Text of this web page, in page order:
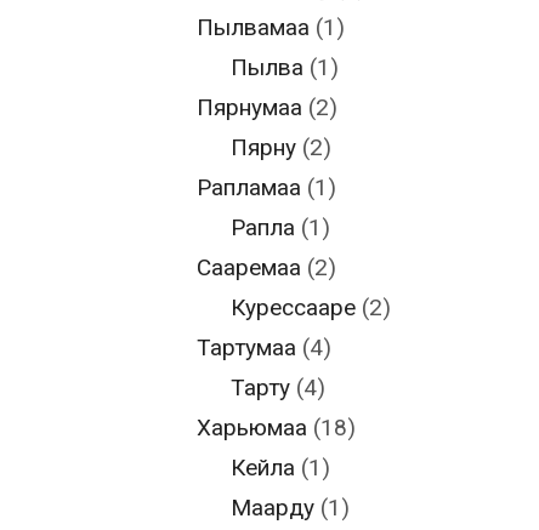
Пылвамаа (1)
Пылва (1)
Пярнумаа (2)
Пярну (2)
Рапламаа (1)
Рапла (1)
Сааремаа (2)
Курессааре (2)
Тартумаа (4)
Тарту (4)
Харьюмаа (18)
Кейла (1)
Маарду (1)